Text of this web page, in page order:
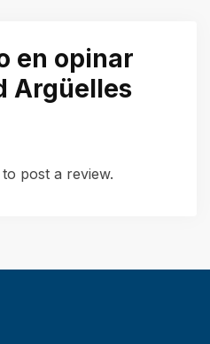
en opinar
Argüelles
to post a review.